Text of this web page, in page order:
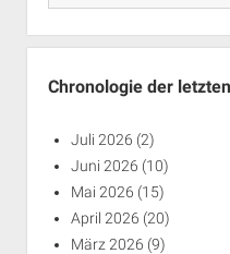
Chronologie der
Juli 2026 (2)
Juni 2026 (10)
Mai 2026 (15)
April 2026 (20)
März 2026 (9)